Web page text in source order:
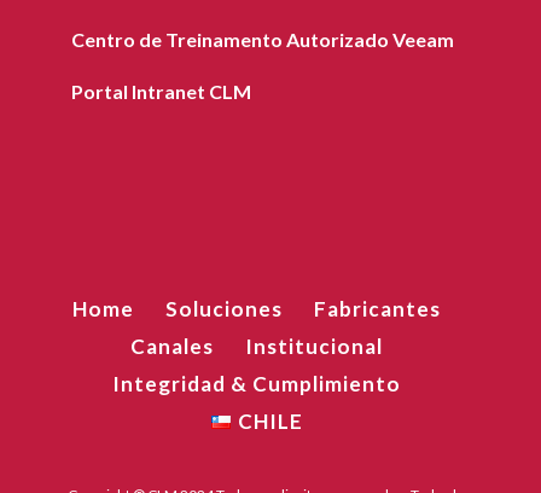
Centro de Treinamento Autorizado Veeam
Portal Intranet CLM
Home Soluciones
Fabricantes
Canales
Institucional
Integridad & Cumplimiento
CHILE